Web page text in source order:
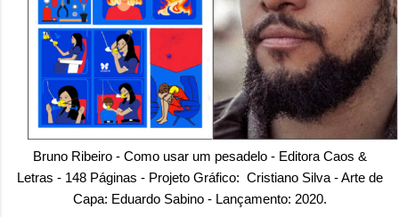
Bruno Ribeiro - Como usar um pesadelo - Editora Caos &
Letras - 148 Páginas - Projeto Gráfico: Cristiano Silva - Arte de
Capa: Eduardo Sabino - Lançamento: 2020.